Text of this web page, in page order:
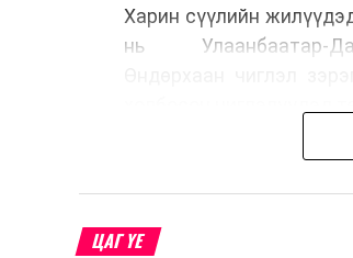
Харин сүүлийн
нь Улаанбаатар-
Авто замын
төлөвлөхөд чухал ач
ЦАГ ҮЕ